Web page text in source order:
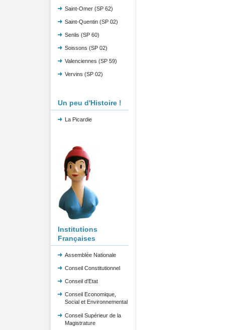
Saint-Omer (SP 62)
Saint-Quentin (SP 02)
Senlis (SP 60)
Soissons (SP 02)
Valenciennes (SP 59)
Vervins (SP 02)
Un peu d'Histoire !
La Picardie
Institutions
Françaises
Assemblée Nationale
Conseil Constitutionnel
Conseil d'Etat
Conseil Economique,
Social et Environnemental
Conseil Supérieur de la
Magistrature